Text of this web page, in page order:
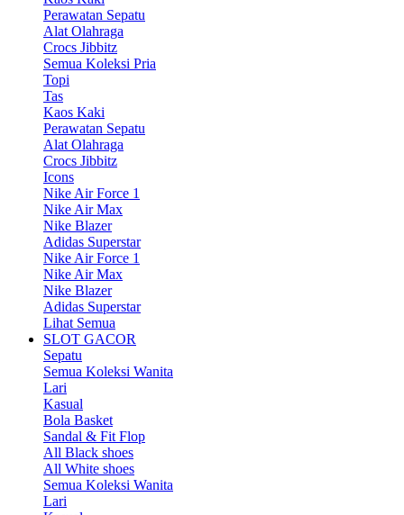
Perawatan Sepatu
Alat Olahraga
Crocs Jibbitz
Semua Koleksi Pria
Topi
Tas
Kaos Kaki
Perawatan Sepatu
Alat Olahraga
Crocs Jibbitz
Icons
Nike Air Force 1
Nike Air Max
Nike Blazer
Adidas Superstar
Nike Air Force 1
Nike Air Max
Nike Blazer
Adidas Superstar
Lihat Semua
SLOT GACOR
Sepatu
Semua Koleksi Wanita
Lari
Kasual
Bola Basket
Sandal & Fit Flop
All Black shoes
All White shoes
Semua Koleksi Wanita
Lari